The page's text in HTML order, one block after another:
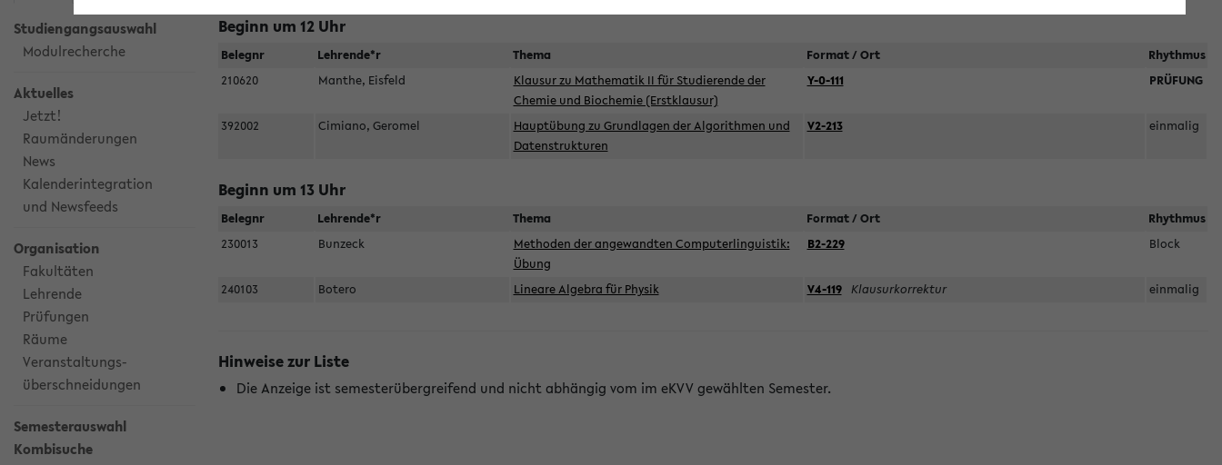
Studiengangsauswahl
Modulrecherche
Aktuelles
Jetzt!
Raumänderungen
News
Kalenderintegration
und Newsfeeds
Organisation
Fakultäten
Lehrende
Prüfungen
Räume
Veranstaltungs-
überschneidungen
Semesterauswahl
Kombisuche
Beginn um 12 Uhr
Belegnr Lehrende*r Thema Format / Ort
Rhythmus
210620
Manthe, Eisfeld
Klausur zu Mathematik II für Studierende der
Chemie und Biochemie (Erstklausur)
Y-0-111 PRÜFUNG
392002 Cimiano, Geromel
Hauptübung zu Grundlagen der Algorithmen und
Datenstrukturen
V2-213 einmalig
Beginn um 13 Uhr
Belegnr Lehrende*r Thema Format / Ort
Rhythmus
230013
Bunzeck
Methoden der angewandten Computerlinguistik:
Übung
B2-229 Block
240103 Botero Lineare Algebra für Physik V4-119 Klausurkorrektur einmalig
Hinweise zur Liste
Die Anzeige ist semesterübergreifend und nicht abhängig vom im eKVV gewählten Semester.